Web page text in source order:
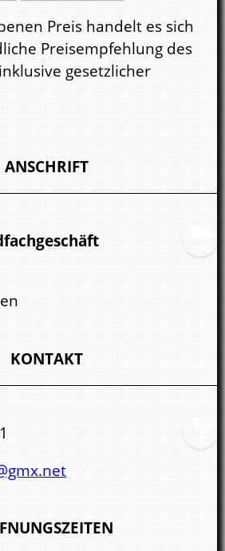
Preis handelt es sich
Preisempfehlung des
gesetzlicher
ANSCHRIFT
KONTAKT